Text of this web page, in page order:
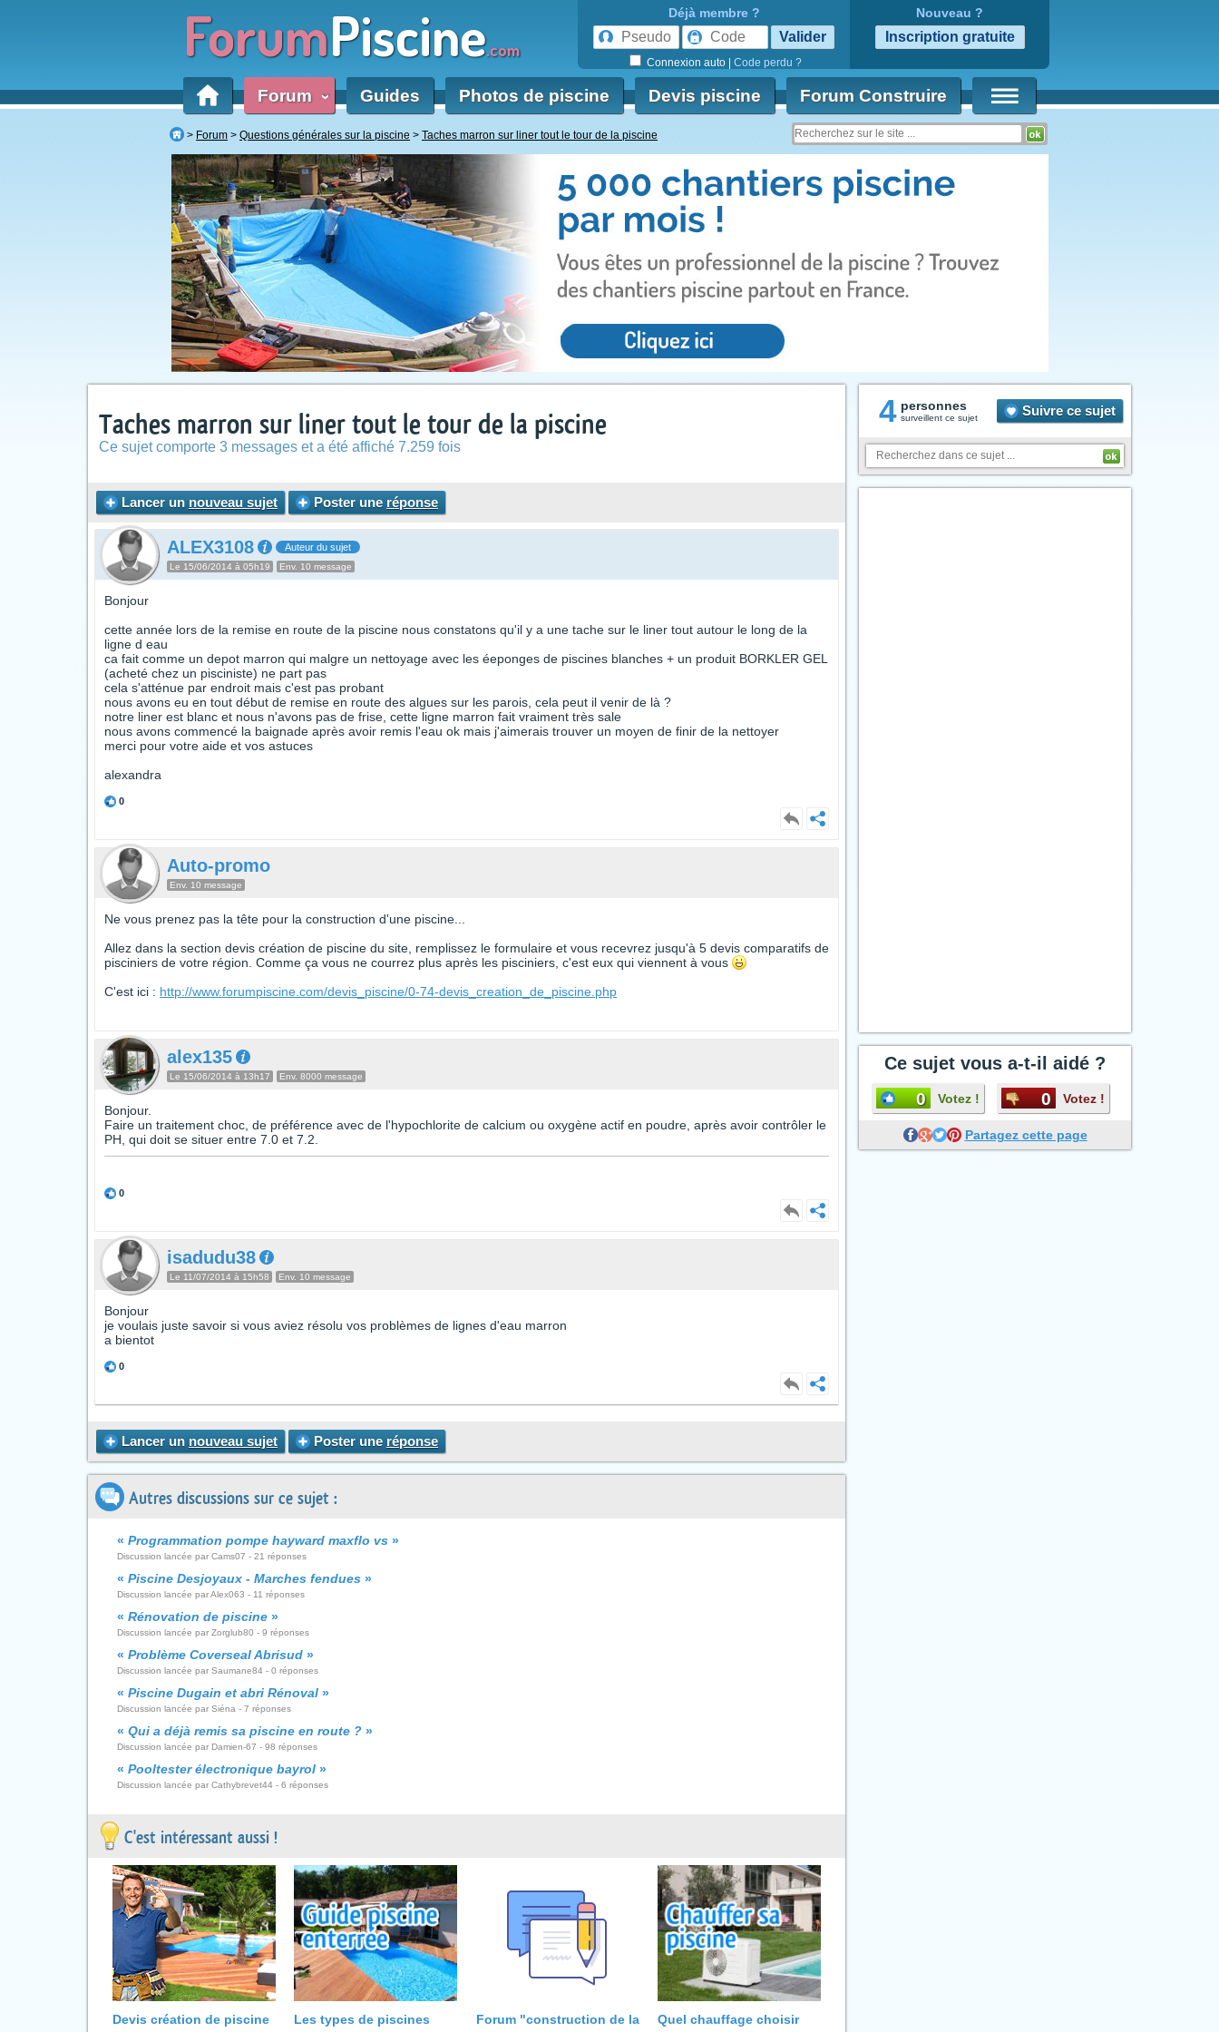
ForumPiscine.com
Déjà membre ?
Connexion auto Code perdu ?
Nouveau ?
Forum ‹ Guides Photos de piscine Devis piscine Forum Construire
Forum Questions générales sur la piscine Taches marron sur liner tout le tour de la piscine
Taches marron sur liner tout le tour de la piscine
Ce sujet comporte 3 messages et a été affiché 7.259 fois
Lancer un nouveau sujet Poster une réponse
ALEX3108 Auteur du sujet
Le 15/06/2014 à 05h19 Env. 10 message
Bonjour
cette année lors de la remise en route de la piscine nous constatons qu'il y a une tache sur le liner tout autour le long de la
ligne d eau
ca fait comme un depot marron qui malgre un nettoyage avec les éeponges de piscines blanches + un produit BORKLER GEL
(acheté chez un pisciniste) ne part pas
cela s'atténue par endroit mais c'est pas probant
nous avons eu en tout début de remise en route des algues sur les parois, cela peut il venir de là ?
notre liner est blanc et nous n'avons pas de frise, cette ligne marron fait vraiment très sale
nous avons commencé la baignade après avoir remis l'eau ok mais j'aimerais trouver un moyen de finir de la nettoyer
merci pour votre aide et vos astuces
alexandra
0
Auto-promo
Env. 10 message
Ne vous prenez pas la tête pour la construction d'une piscine...
Allez dans la section devis création de piscine du site, remplissez le formulaire et vous recevrez jusqu'à 5 devis comparatifs de
pisciniers de votre région. Comme ça vous ne courrez plus après les pisciniers, c'est eux qui viennent à vous
C'est ici : http://www.forumpiscine.com/devis_piscine/0-74-devis_creation_de_piscine.php
alex135
Le 15/06/2014 à 13h17 Env. 8000 message
Bonjour.
Faire un traitement choc, de préférence avec de l'hypochlorite de calcium ou oxygène actif en poudre, après avoir contrôler le
PH, qui doit se situer entre 7.0 et 7.2.
0
isadudu38
Le 11/07/2014 à 15h58 Env. 10 message
Bonjour
je voulais juste savoir si vous aviez résolu vos problèmes de lignes d'eau marron
a bientot
0
Lancer un nouveau sujet Poster une réponse
Autres discussions sur ce sujet :
« Programmation pompe hayward maxflo vs »
Discussion lancée par Cams07 - 21 réponses
« Piscine Desjoyaux - Marches fendues »
Discussion lancée par Alex063 - 11 réponses
« Rénovation de piscine »
Discussion lancée par Zorglub80 - 9 réponses
« Problème Coverseal Abrisud »
Discussion lancée par Saumane84 - 0 réponses
« Piscine Dugain et abri Rénoval »
Discussion lancée par Siéna - 7 réponses
« Qui a déjà remis sa piscine en route ? »
Discussion lancée par Damien-67 - 98 réponses
« Pooltester électronique bayrol »
Discussion lancée par Cathybrevet44 - 6 réponses
C'est intéressant aussi !
Devis création de piscine
Les types de piscines
Forum "construction de la
Quel chauffage choisir
4 personnes
surveillent ce sujet Suivre ce sujet
Ce sujet vous a-t-il aidé ?
0 Votez ! 0 Votez !
Partagez cette page